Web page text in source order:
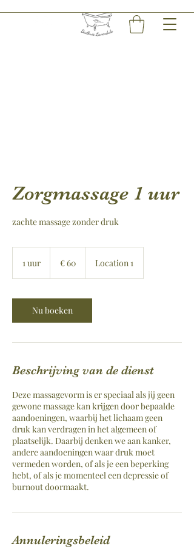
Zorgmassage 1 uur
zachte massage zonder druk
1 uur € 60 Location 1
Nu boeken
Beschrijving van de dienst
Deze massagevorm is er speciaal als jij geen
gewone massage kan krijgen door bepaalde
aandoeningen, waarbij het lichaam geen
druk kan verdragen in het algemeen of
plaatselijk. Daarbij denken we aan kanker,
andere aandoeningen waar druk moet
vermeden worden, of als je een beperking
hebt, of als je momenteel een depressie of
burnout doormaakt.
Annuleringsbeleid